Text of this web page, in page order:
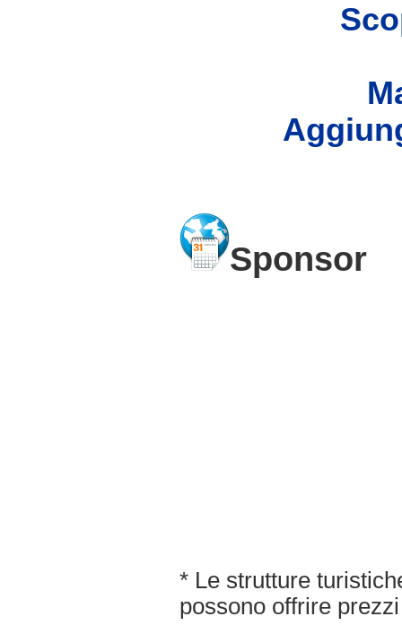
Sponsor
* Le strutture
possono offrire